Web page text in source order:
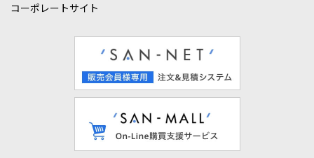
コーポレートサイト